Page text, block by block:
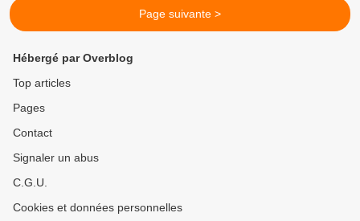
Page suivante >
Hébergé par Overblog
Top articles
Pages
Contact
Signaler un abus
C.G.U.
Cookies et données personnelles